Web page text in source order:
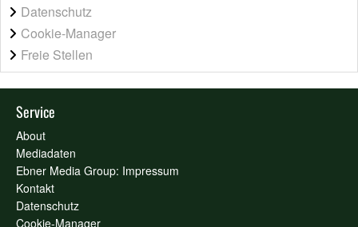
Datenschutz
Cookie-Manager
Freie Stellen
Service
About
Mediadaten
Ebner Media Group: Impressum
Kontakt
Datenschutz
Cookie-Manager